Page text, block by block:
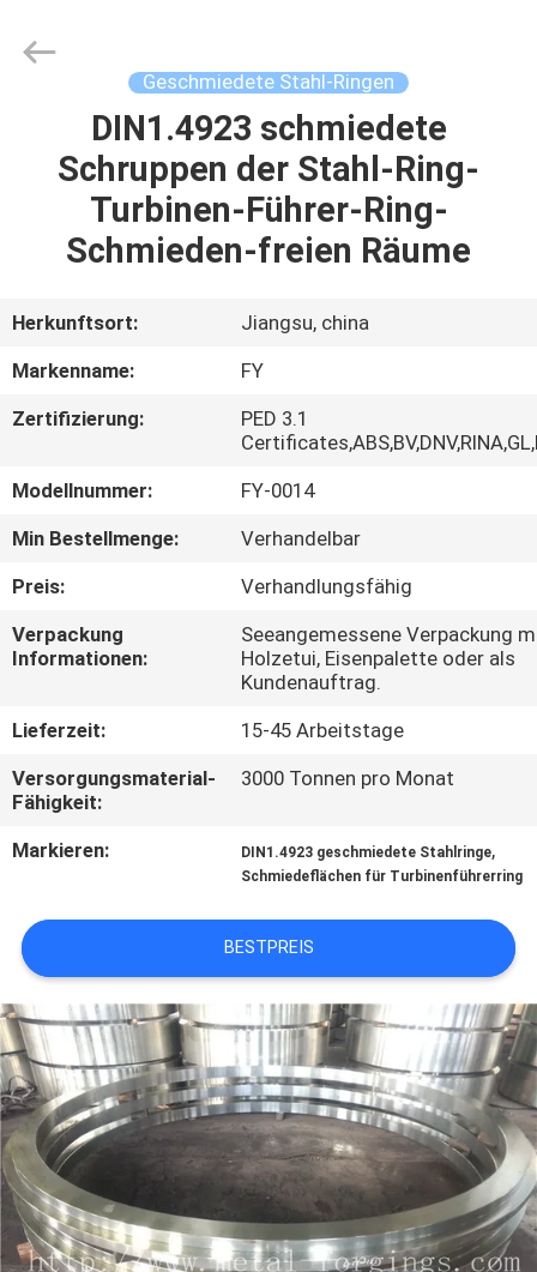
PRODUKTE
ÜBER
FABRIK-
QUALITÄTSKONTROLLE
TRETEN
MIT
UNS
NACHRICHTEN
FORDERN
SIE EIN
ZITAT
SITEMAP
PRIVACY
Flange
Geschmiedete Stahl-Ringen
DIN1.4923 schmiedete
Schruppen der Stahl-Ring-
Turbinen-Führer-Ring-
Schmieden-freien Räume
Herkunftsort:
Jiangsu, china
Markenname:
FY
Zertifizierung:
PED 3.1
Modellnummer:
FY-0014
Min Bestellmenge:
Verhandelbar
Preis:
Verhandlungsfähig
Verpackung
Informationen:
Seeangemessene Verpackung
Holzetui, Eisenpalette oder als
Kundenauftrag.
Lieferzeit:
15-45 Arbeitstage
Versorgungsmaterial-
Fähigkeit:
3000 Tonnen pro Monat
Markieren: DIN1.4923 geschmiedete Stahlringe,
Schmiedeflächen für Turbinenführerring
BESTPREIS